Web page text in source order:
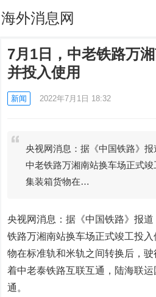
海外消息网
7月1日，中老铁路万
并投入使用
新闻 2022年7月1日 18:32
央视网消息：据《中国铁路》报
中老铁路万湘南站换车场正式
集装箱货物在…
央视网消息：据《中国铁路》报
铁路万湘南站换车场正式竣工投
物在标准轨和米轨之间转换后，
着中老泰铁路互联互通，陆海联
通。